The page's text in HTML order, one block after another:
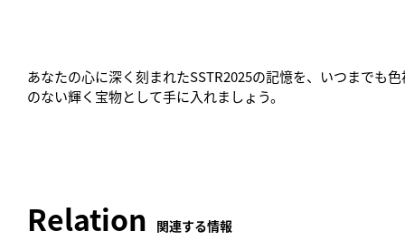
あなたの心に深く刻まれたSSTR2025の記憶を、いつまでも
のない輝く宝物として手に入れましょう。
Relation 関連する情報